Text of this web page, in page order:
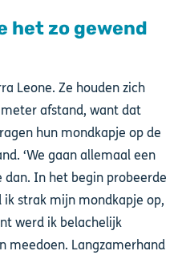
het zo gewend
Leone. Ze houden zich
afstand, want dat
hun mondkapje op de
‘We gaan allemaal een
dan. In het begin probeerde
strak mijn mondkapje op,
werd ik belachelijk
meedoen. Langzamerhand